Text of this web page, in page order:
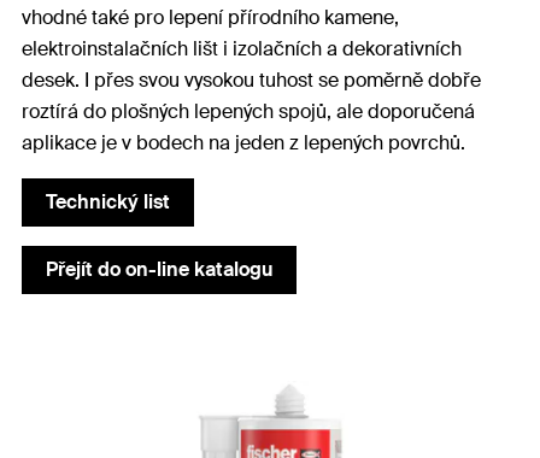
vhodné také pro lepení přírodního kamene,
elektroinstalačních lišt i izolačních a dekorativních
desek. I přes svou vysokou tuhost se poměrně dobře
roztírá do plošných lepených spojů, ale doporučená
aplikace je v bodech na jeden z lepených povrchů.
Technický list
Přejít do on-line katalogu